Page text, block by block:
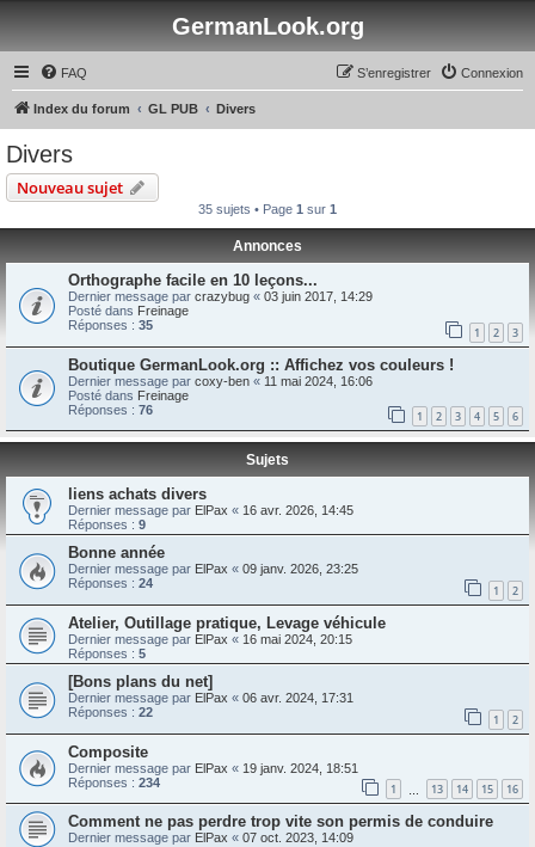
GermanLook.org
FAQ Connexion
S’enregistrer
Index du forum GL PUB Divers
Divers
Nouveau sujet
35 sujets • Page 1 sur 1
Annonces
Orthographe facile en 10 leçons...
Dernier message par crazybug « 03 juin 2017, 14:29
Posté dans Freinage
Réponses : 35 1 2 3
Boutique GermanLook.org :: Affichez vos couleurs !
Dernier message par coxy-ben « 11 mai 2024, 16:06
Posté dans Freinage
Réponses : 76 1 2 3 4 5 6
Sujets
liens achats divers
Dernier message par ElPax « 16 avr. 2026, 14:45
Réponses : 9
Bonne année
Dernier message par ElPax « 09 janv. 2026, 23:25
Réponses : 24 1 2
Atelier, Outillage pratique, Levage véhicule
Dernier message par ElPax « 16 mai 2024, 20:15
Réponses : 5
[Bons plans du net]
Dernier message par ElPax « 06 avr. 2024, 17:31
Réponses : 22 1 2
Composite
Dernier message par ElPax « 19 janv. 2024, 18:51
Réponses : 234 1 13 14 15 16
Comment ne pas perdre trop vite son permis de conduire
Dernier message par ElPax « 07 oct. 2023, 14:09